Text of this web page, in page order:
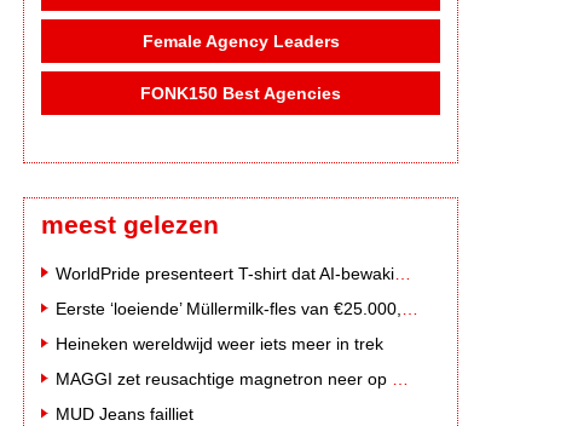
Female Agency Leaders
FONK150 Best Agencies
meest gelezen
Heineken wereldwijd weer iets meer in trek
MUD Jeans failliet